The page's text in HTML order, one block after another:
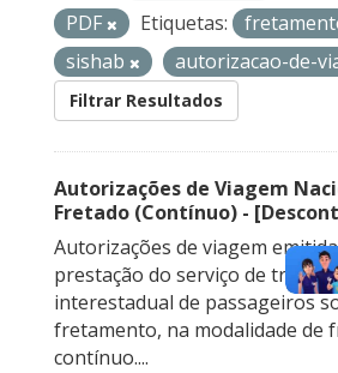
PDF
Etiquetas:
sishab
autorizacao-de-
Filtrar Resultados
Autorizações de Viagem
Fretado (Contínuo) -
Autorizações de viagem
prestação do serviço de
interestadual de passageiros
fretamento, na modalidade de
contínuo....